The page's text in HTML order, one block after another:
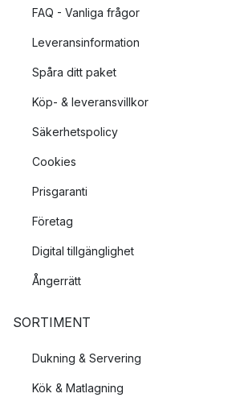
FAQ - Vanliga frågor
Leveransinformation
Spåra ditt paket
Köp- & leveransvillkor
Säkerhetspolicy
Cookies
Prisgaranti
Företag
Digital tillgänglighet
Ångerrätt
SORTIMENT
Dukning & Servering
Kök & Matlagning